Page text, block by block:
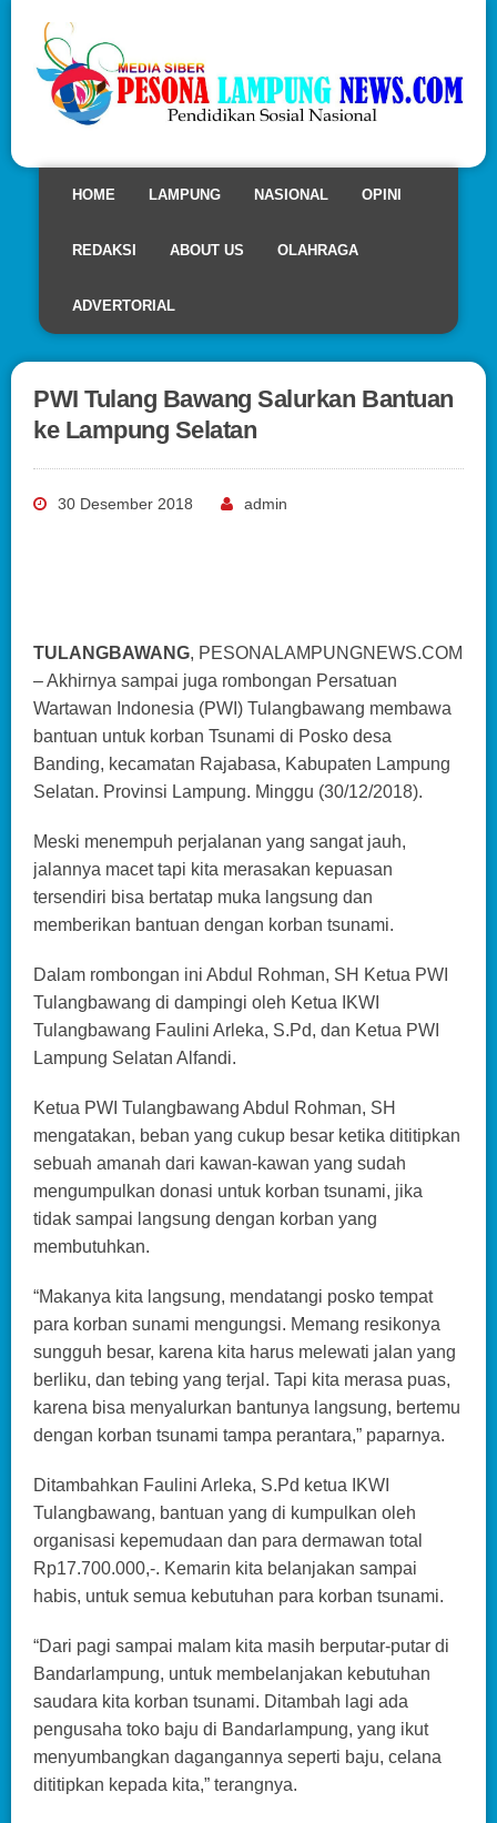
HOME LAMPUNG NASIONAL OPINI
REDAKSI ABOUT US OLAHRAGA
ADVERTORIAL
PWI Tulang Bawang Salurkan Bantuan
ke Lampung Selatan
30 Desember 2018 admin
TULANGBAWANG, PESONALAMPUNGNEWS.COM
– Akhirnya sampai juga rombongan Persatuan
Wartawan Indonesia (PWI) Tulangbawang membawa
bantuan untuk korban Tsunami di Posko desa
Banding, kecamatan Rajabasa, Kabupaten Lampung
Selatan. Provinsi Lampung. Minggu (30/12/2018).
Meski menempuh perjalanan yang sangat jauh,
jalannya macet tapi kita merasakan kepuasan
tersendiri bisa bertatap muka langsung dan
memberikan bantuan dengan korban tsunami.
Dalam rombongan ini Abdul Rohman, SH Ketua PWI
Tulangbawang di dampingi oleh Ketua IKWI
Tulangbawang Faulini Arleka, S.Pd, dan Ketua PWI
Lampung Selatan Alfandi.
Ketua PWI Tulangbawang Abdul Rohman, SH
mengatakan, beban yang cukup besar ketika dititipkan
sebuah amanah dari kawan-kawan yang sudah
mengumpulkan donasi untuk korban tsunami, jika
tidak sampai langsung dengan korban yang
membutuhkan.
“Makanya kita langsung, mendatangi posko tempat
para korban sunami mengungsi. Memang resikonya
sungguh besar, karena kita harus melewati jalan yang
berliku, dan tebing yang terjal. Tapi kita merasa puas,
karena bisa menyalurkan bantunya langsung, bertemu
dengan korban tsunami tampa perantara,” paparnya.
Ditambahkan Faulini Arleka, S.Pd ketua IKWI
Tulangbawang, bantuan yang di kumpulkan oleh
organisasi kepemudaan dan para dermawan total
Rp17.700.000,-. Kemarin kita belanjakan sampai
habis, untuk semua kebutuhan para korban tsunami.
“Dari pagi sampai malam kita masih berputar-putar di
Bandarlampung, untuk membelanjakan kebutuhan
saudara kita korban tsunami. Ditambah lagi ada
pengusaha toko baju di Bandarlampung, yang ikut
menyumbangkan dagangannya seperti baju, celana
dititipkan kepada kita,” terangnya.